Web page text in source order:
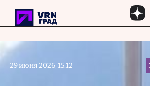
Перейти к основному содержанию
29 июня 2026, 15:12